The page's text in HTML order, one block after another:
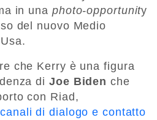
in una photo-opportunity
del nuovo Medio
che Kerry è una figura
di Joe Biden che
con Riad,
canali di dialogo e contatto